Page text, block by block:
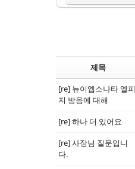
제목
[re] 뉴이엡소나타 엘피
지 방음에 대해
[re] 하나 더 있어요
[re] 사장님 질문입니
다.